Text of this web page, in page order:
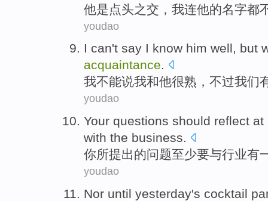
他是点头之交，我连他的名字都
youdao
I can't say I know him well, but
acquaintance.
我不能说我和他很熟 ， 不过我们
youdao
Your questions should reflect at
with the business.
你所提出的问题至少要与行业有
youdao
Nor until yesterday's cocktail